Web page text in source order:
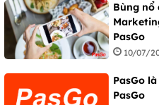
Bùng nổ
PasGo
10/07/
PasGo
PasGo